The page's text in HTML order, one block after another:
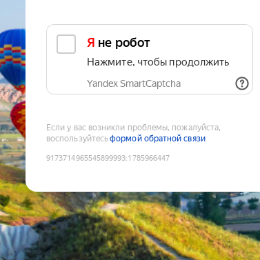
Я не робот
Нажмите, чтобы продолжить
Yandex SmartCaptcha
Если у вас возникли проблемы, пожалуйста,
воспользуйтесьформой обратной связи
9173714965545899993:1785966447